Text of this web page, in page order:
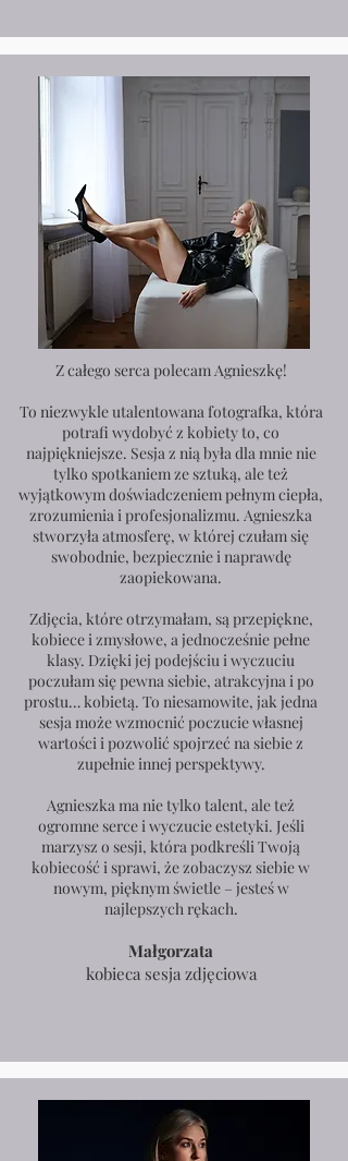
Z całego serca polecam Agnieszkę!
To niezwykle utalentowana fotografka, która
potrafi wydobyć z kobiety to, co
najpiękniejsze. Sesja z nią była dla mnie nie
tylko spotkaniem ze sztuką, ale też
wyjątkowym doświadczeniem pełnym ciepła,
zrozumienia i profesjonalizmu. Agnieszka
stworzyła atmosferę, w której czułam się
swobodnie, bezpiecznie i naprawdę
zaopiekowana.
Zdjęcia, które otrzymałam, są przepiękne,
kobiece i zmysłowe, a jednocześnie pełne
klasy. Dzięki jej podejściu i wyczuciu
poczułam się pewna siebie, atrakcyjna i po
prostu… kobietą. To niesamowite, jak jedna
sesja może wzmocnić poczucie własnej
wartości i pozwolić spojrzeć na siebie z
zupełnie innej perspektywy.
Agnieszka ma nie tylko talent, ale też
ogromne serce i wyczucie estetyki. Jeśli
marzysz o sesji, która podkreśli Twoją
kobiecość i sprawi, że zobaczysz siebie w
nowym, pięknym świetle – jesteś w
najlepszych rękach.
Małgorzata
kobieca sesja zdjęciowa